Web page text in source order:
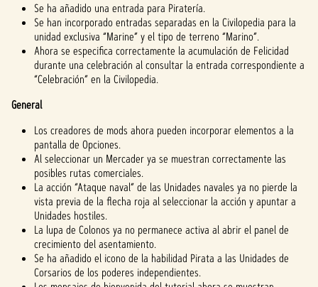
Se ha añadido una entrada para Piratería.
Se han incorporado entradas separadas en la Civilopedia para la
unidad exclusiva “Marine” y el tipo de terreno “Marino”.
Ahora se especifica correctamente la acumulación de Felicidad
durante una celebración al consultar la entrada correspondiente a
“Celebración” en la Civilopedia.
General
Los creadores de mods ahora pueden incorporar elementos a la
pantalla de Opciones.
Al seleccionar un Mercader ya se muestran correctamente las
posibles rutas comerciales.
La acción “Ataque naval” de las Unidades navales ya no pierde la
vista previa de la flecha roja al seleccionar la acción y apuntar a
Unidades hostiles.
La lupa de Colonos ya no permanece activa al abrir el panel de
crecimiento del asentamiento.
Se ha añadido el icono de la habilidad Pirata a las Unidades de
Corsarios de los poderes independientes.